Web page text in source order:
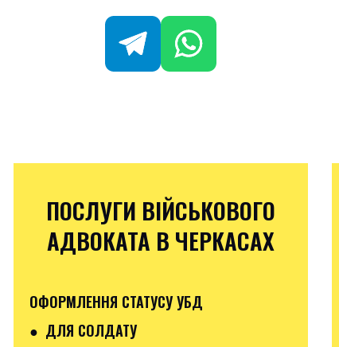
ПОСЛУГИ ВІЙСЬКОВОГО
АДВОКАТА В ЧЕРКАСАХ
ОФОРМЛЕННЯ СТАТУСУ УБД
● ДЛЯ СОЛДАТУ